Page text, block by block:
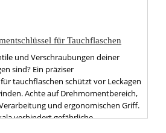
für Tauchflaschen
und Verschraubungen deiner
sind? Ein präziser
tauchflaschen schützt vor Leckagen
Achte auf Drehmomentbereich,
und ergonomischen Griff.
verhindert gefährliche